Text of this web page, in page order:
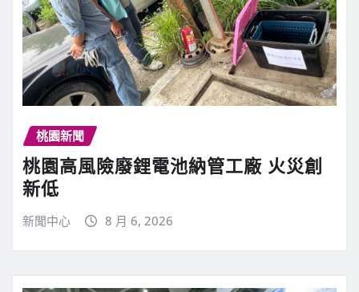
桃園新聞
桃園高風險廢鋰電池納管工廠 火災創
新低
新聞中心 8 月 6, 2026